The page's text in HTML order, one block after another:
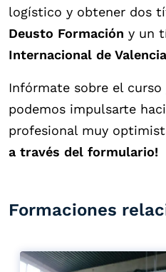
logístico y obtener dos
Deusto Formación y un
Internacional de Valencia
Infórmate sobre el curso
podemos impulsarte
profesional muy
a través del formulario!
Formaciones